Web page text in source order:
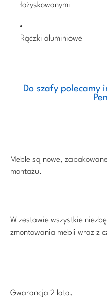
łożyskowanymi
Rączki aluminiowe
Do szafy polecamy
Meble są nowe,
montażu.
W zestawie wszystkie
zmontowania mebli wraz z
Gwarancja 2 lata.